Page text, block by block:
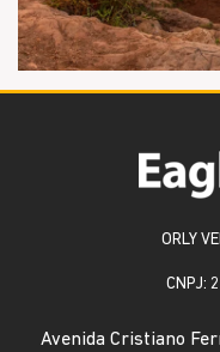
ORLY
CNPJ:
Avenida Cristiano